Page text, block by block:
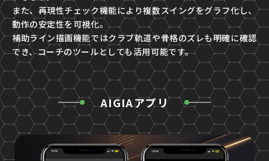
また、再現性チェック機能により複数スイングをグラフ化し、
動作の安定性を可視化。
補助ライン描画機能ではクラブ軌道や骨格のズレも明確に確認
でき、コーチのツールとしても活用可能です。
AIGIAアプリ